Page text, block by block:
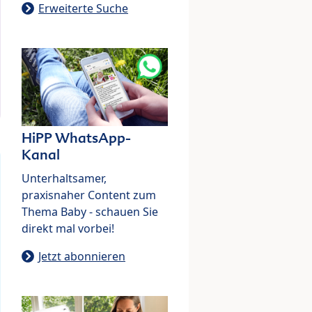
Erweiterte Suche
HiPP WhatsApp-
Kanal
Unterhaltsamer,
praxisnaher Content zum
Thema Baby - schauen Sie
direkt mal vorbei!
Jetzt abonnieren